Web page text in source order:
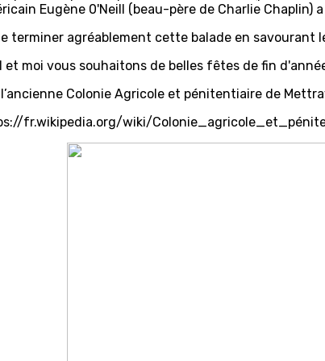
Eugène 0'Neill (beau-père de Charlie Chaplin)
terminer agréablement cette balade en savourant
et moi vous souhaitons de belles fêtes de fin
Colonie Agricole et pénitentiaire de
fr.wikipedia.org/wiki/